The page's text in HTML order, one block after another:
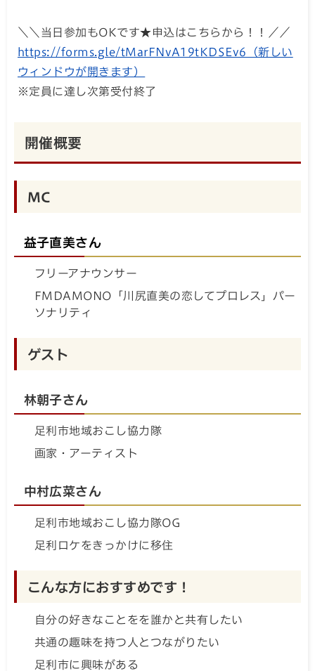
＼＼当日参加もOKです★申込はこちらから！！／／
https://forms.gle/tMarFNvA19tKDSEv6（新しい
ウィンドウが開きます）
※定員に達し次第受付終了
開催概要
MC
益子直美さん
フリーアナウンサー
FMDAMONO「川尻直美の恋してプロレス」パー
ソナリティ
ゲスト
林朝子さん
足利市地域おこし協力隊
画家・アーティスト
中村広菜さん
足利市地域おこし協力隊OG
足利ロケをきっかけに移住
こんな方におすすめです！
自分の好きなことをを誰かと共有したい
共通の趣味を持つ人とつながりたい
足利市に興味がある